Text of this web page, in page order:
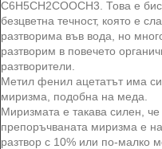
C6H5CH2COOCH3. Това е
безцветна течност, която е
разтворима във вода, но
разтворим в повечето
разтворители.
Метил фенил ацетатът има
миризма, подобна на меда.
Миризмата е такава силен, че
препоръчваната миризма е на
разтвор с 10% или по-малко